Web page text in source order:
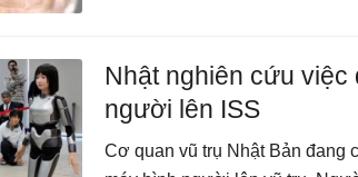
Nhật nghiên cứu việc
người lên ISS
Cơ quan vũ trụ Nhật Bản đang